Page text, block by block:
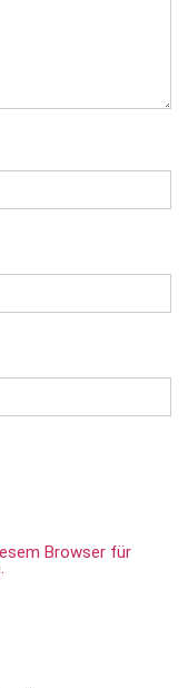
Browser für